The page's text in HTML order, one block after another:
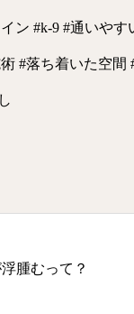
ン #k-9 #通いや
#落ち着いた空
腫むって？